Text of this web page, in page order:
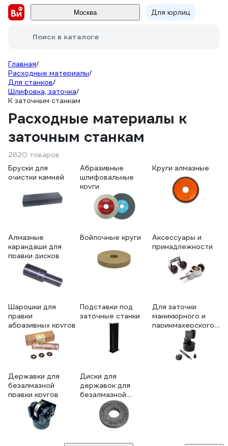
Москва Для юрлиц
Поиск в каталоге
Главная/
Расходные материалы/
Для станков/
Шлифовка, заточка/
К заточным станкам
Расходные материалы к
заточным станкам
2820 товаров
Бруски для
очистки камней
Абразивные
шлифовальные
круги
Круги алмазные
Алмазные
карандаши для
правки дисков
Войлочные круги
Аксессуары и
принадлежности
Шарошки для
правки
абразивных кругов
Подставки под
заточные станки
Для заточки
маникюрного и
парикмахерского
инструмента
Державки для
безалмазной
правки кругов
Диски для
державок для
безалмазной
правки кругов